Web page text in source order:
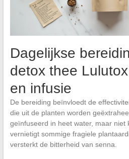
Dagelijkse
detox thee
en infusie
De bereiding beïnvloedt de
die uit de planten worden
geïnfuseerd in heet water, maar niet
vernietigt sommige fragiele
versterkt de bitterheid van senna.